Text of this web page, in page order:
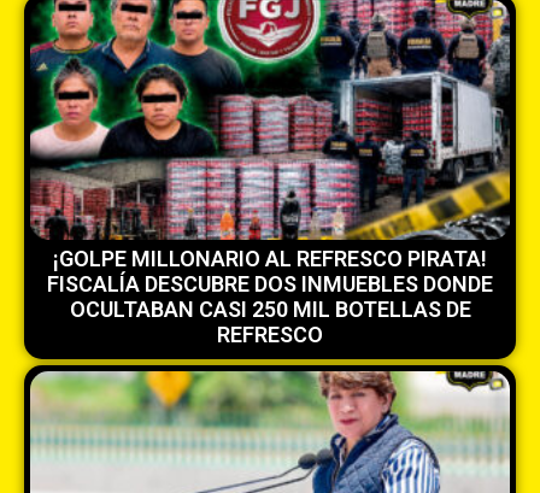
¡GOLPE MILLONARIO AL REFRESCO PIRATA!
FISCALÍA DESCUBRE DOS INMUEBLES DONDE
OCULTABAN CASI 250 MIL BOTELLAS DE
REFRESCO